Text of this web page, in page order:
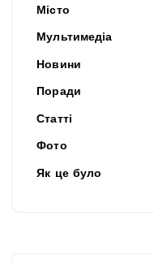
Місто
Мультимедіа
Новини
Поради
Статті
Фото
Як це було